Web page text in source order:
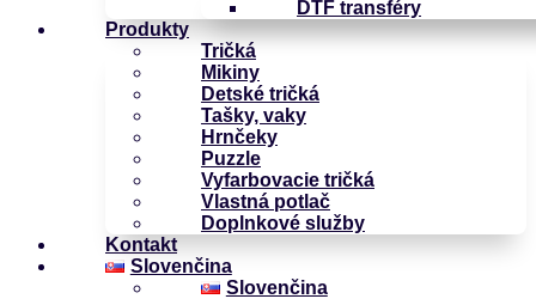
DTF transféry
Produkty
Tričká
Mikiny
Detské tričká
Tašky, vaky
Hrnčeky
Puzzle
Vyfarbovacie tričká
Vlastná potlač
Doplnkové služby
Kontakt
Slovenčina
Slovenčina